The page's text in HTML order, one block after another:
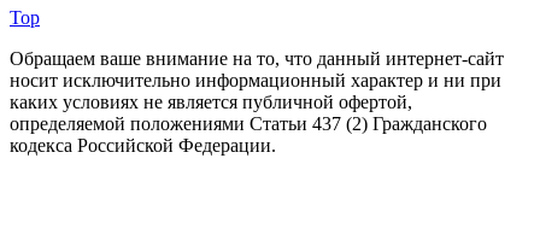
Top
Обращаем ваше внимание на то, что данный интернет-сайт
носит исключительно информационный характер и ни при
каких условиях не является публичной офертой,
определяемой положениями Статьи 437 (2) Гражданского
кодекса Российской Федерации.